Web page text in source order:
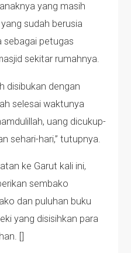
yang masih
sudah berusia
sebagai petugas
sekitar rumahnya.
disibukan dengan
selesai waktunya
uang dicukup-
sehari-hari,” tutupnya.
ke Garut kali ini,
sembako
dan puluhan buku
yang disisihkan para
[]